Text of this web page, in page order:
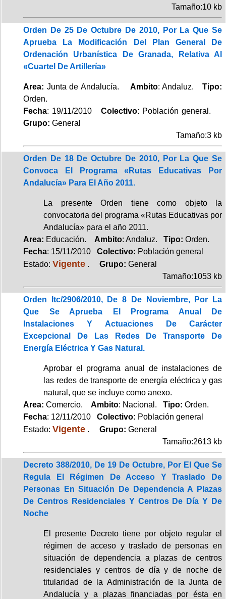
Tamaño:10 kb
Orden De 25 De Octubre De 2010, Por La Que Se
Aprueba La Modificación Del Plan General De
Ordenación Urbanística De Granada, Relativa Al
«Cuartel De Artillería»
Area: Junta de Andalucía. Ambito: Andaluz.Tipo:
Orden.
Fecha: 19/11/2010Colectivo: Población general.
Grupo: General
Tamaño:3 kb
Orden De 18 De Octubre De 2010, Por La Que Se
Convoca El Programa «Rutas Educativas Por
Andalucía» Para El Año 2011.
La presente Orden tiene como objeto la
convocatoria del programa «Rutas Educativas por
Andalucía» para el año 2011.
Area: Educación. Ambito: Andaluz. Tipo: Orden.
Fecha: 15/11/2010 Colectivo: Población general
Estado: Vigente . Grupo: General
Tamaño:1053 kb
Orden Itc/2906/2010, De 8 De Noviembre, Por La
Que Se Aprueba El Programa Anual De
Instalaciones Y Actuaciones De Carácter
Excepcional De Las Redes De Transporte De
Energía Eléctrica Y Gas Natural.
Aprobar el programa anual de instalaciones de
las redes de transporte de energía eléctrica y gas
natural, que se incluye como anexo.
Area: Comercio. Ambito: Nacional. Tipo: Orden.
Fecha: 12/11/2010 Colectivo: Población general
Estado: Vigente . Grupo: General
Tamaño:2613 kb
Decreto 388/2010, De 19 De Octubre, Por El Que Se
Regula El Régimen De Acceso Y Traslado De
Personas En Situación De Dependencia A Plazas
De Centros Residenciales Y Centros De Día Y De
Noche
El presente Decreto tiene por objeto regular el
régimen de acceso y traslado de personas en
situación de dependencia a plazas de centros
residenciales y centros de día y de noche de
titularidad de la Administración de la Junta de
Andalucía y a plazas financiadas por ésta en